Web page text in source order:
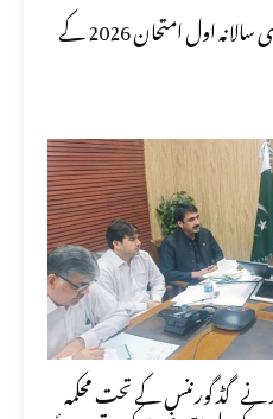
تعلیمی بورڈ مردان نے ایس ایس سی سالانہ اول امتحان 2026 کے
نے گڈ گورننس کے تحت محکمہ